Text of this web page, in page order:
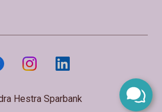
Hestra Sparbank